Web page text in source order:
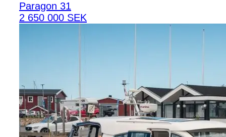
Paragon 31
2 650 000 SEK